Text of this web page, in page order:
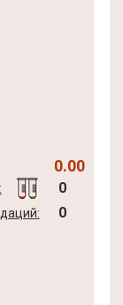
0.00
0
0